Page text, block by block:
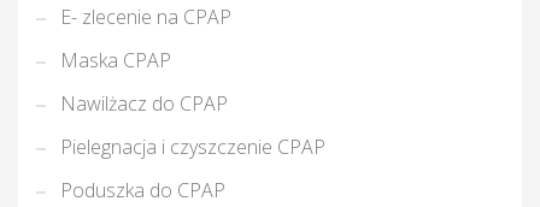
E- zlecenie na CPAP
Maska CPAP
Nawilżacz do CPAP
Pielegnacja i czyszczenie CPAP
Poduszka do CPAP